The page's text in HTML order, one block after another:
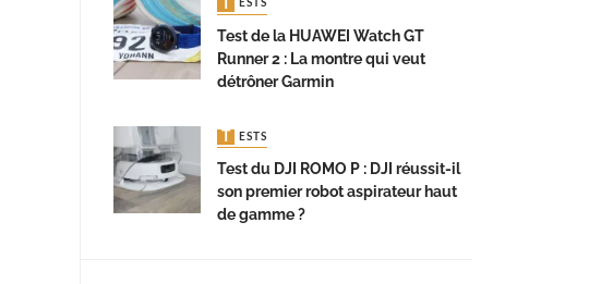
TESTS
Test de la HUAWEI Watch GT
Runner 2 : La montre qui veut
détrôner Garmin
TESTS
Test du DJI ROMO P : DJI réussit-il
son premier robot aspirateur haut
de gamme ?